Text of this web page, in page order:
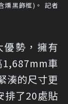
燻黑飾框)。 記者
勢，擁有
車
湊的尺寸更
排了20處貼